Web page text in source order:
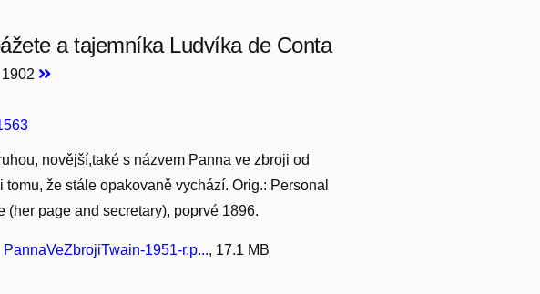
a tajemníka Ludvíka de Conta
1902
novější,také s názvem Panna ve zbroji od
že stále opakovaně vychází. Orig.: Personal
(her page and secretary), poprvé 1896.
PannaVeZbrojiTwain-1951-r.p..., 17.1 MB